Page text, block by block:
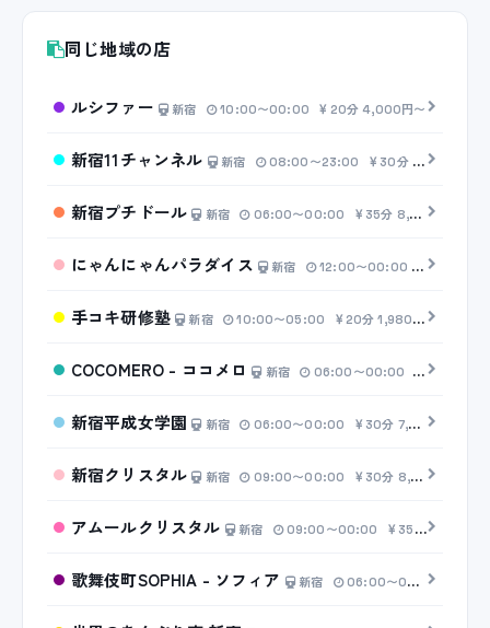
同じ地域の店
ルシファー 新宿 10:00〜00:00 20分 4,000円〜
新宿11チャンネル 新宿 08:00〜23:00 30分 7,000円〜
新宿プチドール 新宿 06:00〜00:00 35分 8,000円〜
にゃんにゃんパラダイス 新宿 12:00〜00:00 30分
手コキ研修塾 新宿 10:00〜05:00 20分 1,980円〜
COCOMERO - ココメロ 新宿 06:00〜00:00 30分
新宿平成女学園 新宿 06:00〜00:00 30分 7,000円〜
新宿クリスタル 新宿 09:00〜00:00 30分 8,000円〜
アムールクリスタル 新宿 09:00〜00:00 35分 8,500円〜
歌舞伎町SOPHIA - ソフィア 新宿 06:00〜00:00